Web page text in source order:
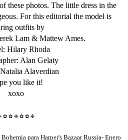
these photos. The little dress in the
For this editorial the model is
outfits by
Lam & Mattew Ames.
Hilary Rhoda
Alan Gelaty
Alaverdian
you like it!
xoxo
✿ ✿ ❉ ✿ ✿ ❉
para Harper's Bazaar Russia- Enero